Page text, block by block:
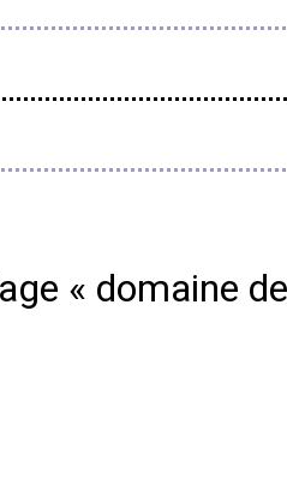
« domaine